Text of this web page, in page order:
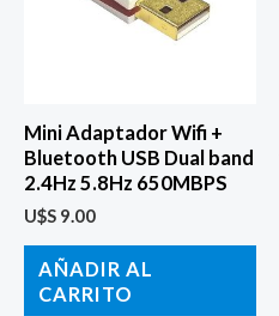
Mini Adaptador Wifi +
Bluetooth USB Dual band
2.4Hz 5.8Hz 650MBPS
U$S 9.00
AÑADIR AL
CARRITO